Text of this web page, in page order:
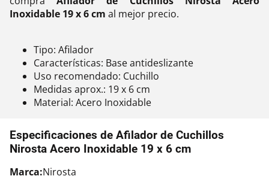
Inoxidable 19 x 6 cm al mejor precio.
Tipo: Afilador
Características: Base antideslizante
Uso recomendado: Cuchillo
Medidas aprox.: 19 x 6 cm
Material: Acero Inoxidable
Especificaciones de Afilador de Cuchillos
Nirosta Acero Inoxidable 19 x 6 cm
Marca:Nirosta